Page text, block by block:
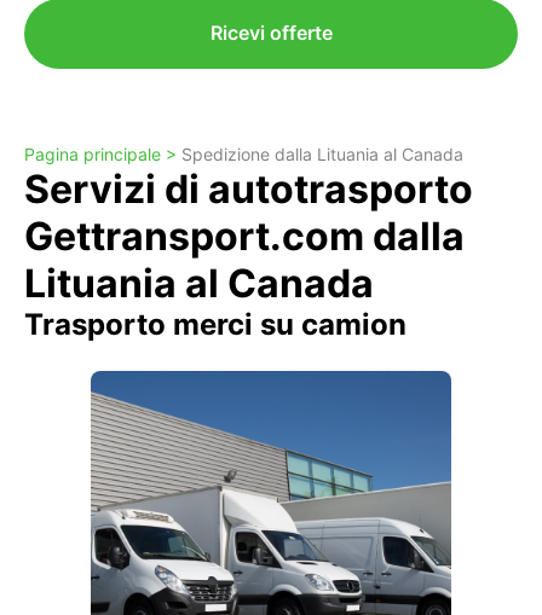
Ricevi offerte
Pagina principale > Spedizione dalla Lituania al Canada
Servizi di autotrasporto
Gettransport.com dalla
Lituania al Canada
Trasporto merci su camion